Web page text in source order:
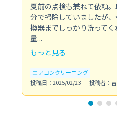
夏前の点検も兼ねて依頼
分で掃除していましたが
換器までしっかり洗って
量...
もっと見る
エアコンクリーニング
投稿日：2025/02/23
投稿者：